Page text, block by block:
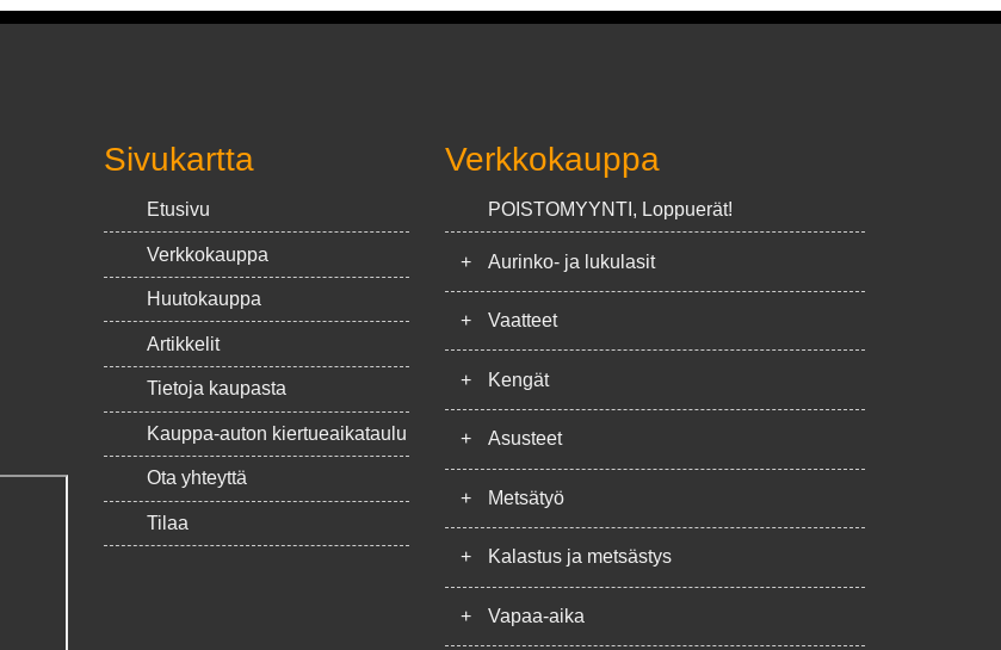
Sivukartta
Etusivu
Verkkokauppa
Huutokauppa
Artikkelit
Tietoja kaupasta
Kauppa-auton kiertueaikataulu
Ota yhteyttä
Tilaa
Verkkokauppa
POISTOMYYNTI, Loppuerät!
+ Aurinko- ja lukulasit
+ Vaatteet
+ Kengät
+ Asusteet
+ Metsätyö
+ Kalastus ja metsästys
+ Vapaa-aika